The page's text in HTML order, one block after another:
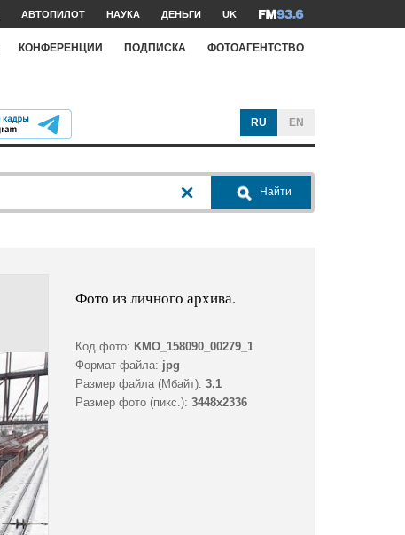
АВТОПИЛОТ НАУКА ДЕНЬГИ UK
КОНФЕРЕНЦИИ ПОДПИСКА ФОТОАГЕНТСТВО
RU EN
Найти
Фото из личного архива.
Код фото: KMO_158090_00279_1
Формат файла: jpg
Размер файла (Мбайт): 3,1
Размер фото (пикс.): 3448x2336